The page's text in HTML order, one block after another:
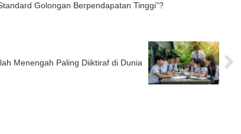
Golongan Berpendapatan Tinggi”?
Menengah Paling Diiktiraf di Dunia